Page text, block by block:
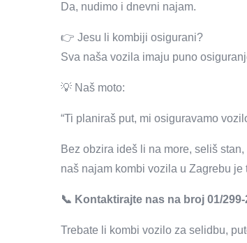
Da, nudimo i dnevni najam.
👉 Jesu li kombiji osigurani?
Sva naša vozila imaju puno
💡 Naš moto:
“Ti planiraš put, mi osiguravamo
Bez obzira ideš li na more, seliš
naš najam kombi vozila u Zagrebu
📞 Kontaktirajte nas na broj 01/299-
Trebate li kombi vozilo za selidbu,